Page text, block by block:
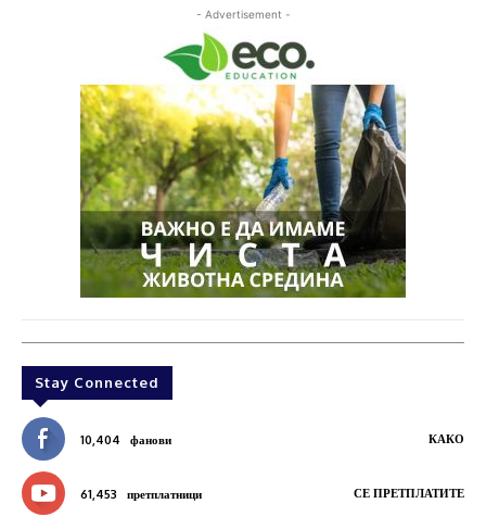
- Advertisement -
Stay Connected
10,404 фанови КАКО
61,453 претплатници СЕ ПРЕТПЛАТИТЕ